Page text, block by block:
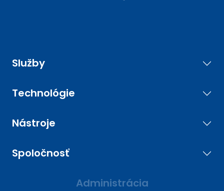
Služby
Technológie
Nástroje
Spoločnosť
Administrácia